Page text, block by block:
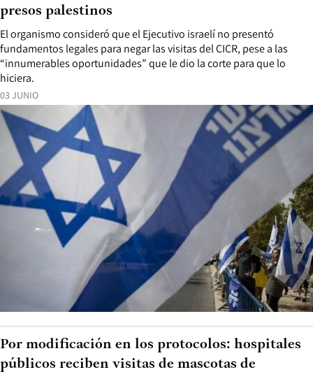
03 JUNIO
El organismo consideró que el Ejecutivo israelí no presentó
fundamentos legales para negar las visitas del CICR, pese a las
“innumerables oportunidades” que le dio la corte para que lo
hiciera.
presos palestinos
Por modificación en los protocolos: hospitales
públicos reciben visitas de mascotas de